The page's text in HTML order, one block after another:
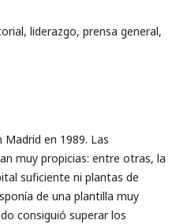
liderazgo, prensa general,
Madrid en 1989. Las
muy propicias: entre otras, la
suficiente ni plantas de
de una plantilla muy
consiguió superar los